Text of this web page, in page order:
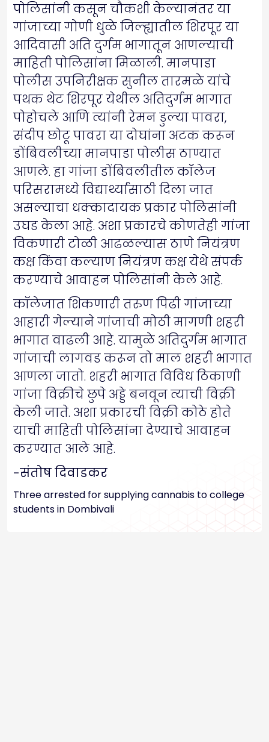
पोलिसांनी कसून चौकशी केल्यानंतर या
गांजाच्या गोणी धुळे जिल्ह्यातील शिरपूर या
आदिवासी अति दुर्गम भागातून आणल्याची
माहिती पोलिसांना मिळाली. मानपाडा
पोलीस उपनिरीक्षक सुनील तारमळे यांचे
पथक थेट शिरपूर येथील अतिदुर्गम भागात
पोहोचले आणि त्यांनी रेमन डुल्या पावरा,
संदीप छोटू पावरा या दोघांना अटक करून
डोंबिवलीच्या मानपाडा पोलीस ठाण्यात
आणले. हा गांजा डोंबिवलीतील कॉलेज
परिसरामध्ये विद्यार्थ्यांसाठी दिला जात
असल्याचा धक्कादायक प्रकार पोलिसांनी
उघड केला आहे. अशा प्रकारचे कोणतेही गांजा
विकणारी टोळी आढळल्यास ठाणे नियंत्रण
कक्ष किंवा कल्याण नियंत्रण कक्ष येथे संपर्क
करण्याचे आवाहन पोलिसांनी केले आहे.
कॉलेजात शिकणारी तरुण पिढी गांजाच्या
आहारी गेल्याने गांजाची मोठी मागणी शहरी
भागात वाढली आहे. यामुळे अतिदुर्गम भागात
गांजाची लागवड करून तो माल शहरी भागात
आणला जातो. शहरी भागात विविध ठिकाणी
गांजा विक्रीचे छुपे अड्डे बनवून त्याची विक्री
केली जाते. अशा प्रकारची विक्री कोठे होते
याची माहिती पोलिसांना देण्याचे आवाहन
करण्यात आले आहे.
-संतोष दिवाडकर
Three arrested for supplying cannabis to college
students in Dombivali